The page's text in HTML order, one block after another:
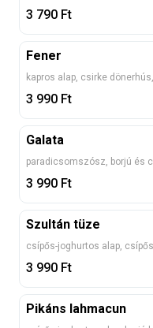
3 790 Ft
Fener
3 990 Ft
Galata
3 990 Ft
Szultán tüze
3 990 Ft
Pikáns lahmacun